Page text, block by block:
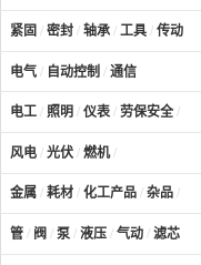
紧固 / 密封 / 轴承 / 工具 / 传动
电气 / 自动控制 / 通信
电工 / 照明 / 仪表 / 劳保安全 /
风电 / 光伏 / 燃机/
金属 / 耗材 / 化工产品 / 杂品 /
管 / 阀 / 泵 / 液压 / 气动 / 滤芯